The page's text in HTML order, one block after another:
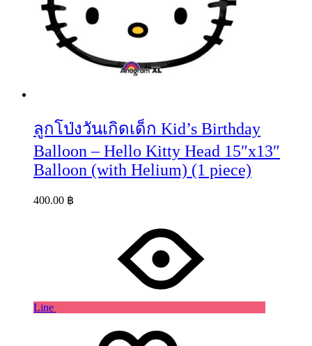
ลูกโป่งวันเกิดเด็ก Kid’s Birthday
Balloon – Hello Kitty Head 15″x13″
Balloon (with Helium) (1 piece)
400.00 ฿
Line